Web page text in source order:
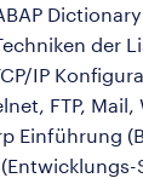
Dictionary
der
IP
FTP,
Einführung